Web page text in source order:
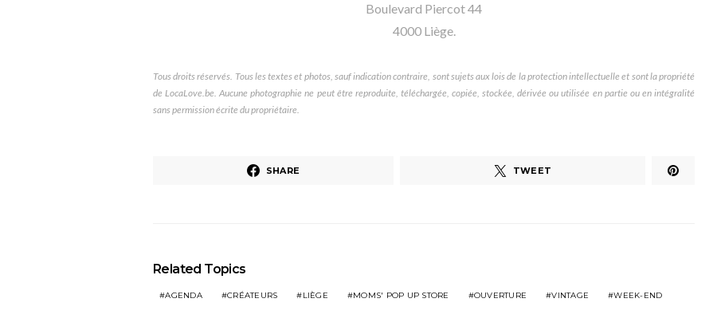
Boulevard Piercot 44
4000 Liège.
Tous droits réservés. Tous les textes et photos, sauf indication contraire, sont sujets aux lois de la protection intellectuelle et sont la propriété
de LocaLove.be. Aucune photographie ne peut être reproduite, téléchargée, copiée, stockée, dérivée ou utilisée en partie ou en intégralité
sans permission écrite du propriétaire.
SHARE TWEET
Related Topics
AGENDA CRÉATEURS LIÈGE MOMS' POP UP STORE OUVERTURE VINTAGE WEEK-END